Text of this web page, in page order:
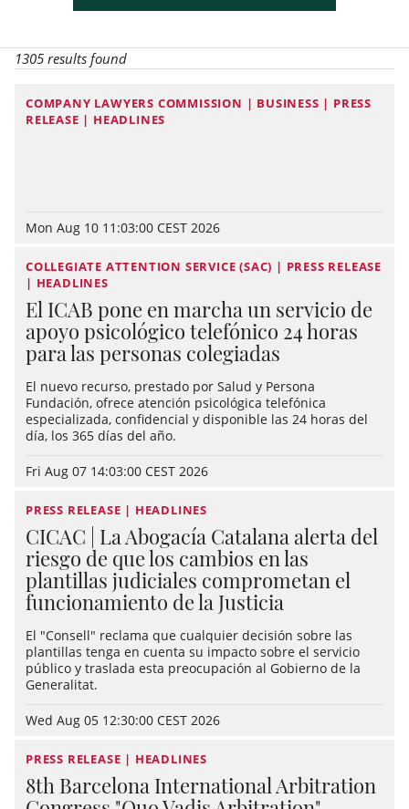
1305 results found
COMPANY LAWYERS COMMISSION | BUSINESS | PRESS
RELEASE | HEADLINES
Mon Aug 10 11:03:00 CEST 2026
COLLEGIATE ATTENTION SERVICE (SAC) | PRESS RELEASE
| HEADLINES
El ICAB pone en marcha un servicio de
apoyo psicológico telefónico 24 horas
para las personas colegiadas
El nuevo recurso, prestado por Salud y Persona
Fundación, ofrece atención psicológica telefónica
especializada, confidencial y disponible las 24 horas del
día, los 365 días del año.
Fri Aug 07 14:03:00 CEST 2026
PRESS RELEASE | HEADLINES
CICAC | La Abogacía Catalana alerta del
riesgo de que los cambios en las
plantillas judiciales comprometan el
funcionamiento de la Justicia
El "Consell" reclama que cualquier decisión sobre las
plantillas tenga en cuenta su impacto sobre el servicio
público y traslada esta preocupación al Gobierno de la
Generalitat.
Wed Aug 05 12:30:00 CEST 2026
PRESS RELEASE | HEADLINES
8th Barcelona International Arbitration